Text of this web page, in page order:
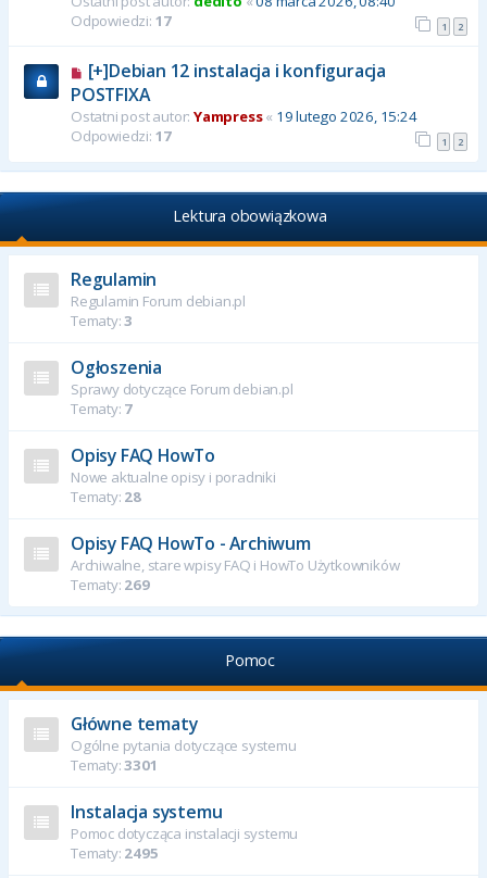
Odpowiedzi: 17 1 2
[+]Debian 12 instalacja i konfiguracja
POSTFIXA
Ostatni post autor: Yampress« 19 lutego 2026, 15:24
Odpowiedzi: 17 1 2
Lektura obowiązkowa
Regulamin
Regulamin Forum debian.pl
Tematy:3
Ogłoszenia
Sprawy dotyczące Forum debian.pl
Tematy: 7
Opisy FAQ HowTo
Nowe aktualne opisy i poradniki
Tematy: 28
Opisy FAQ HowTo - Archiwum
Archiwalne, stare wpisy FAQ i HowTo Użytkowników
Tematy: 269
Pomoc
Główne tematy
Ogólne pytania dotyczące systemu
Tematy:3301
Instalacja systemu
Pomoc dotycząca instalacji systemu
Tematy: 2495